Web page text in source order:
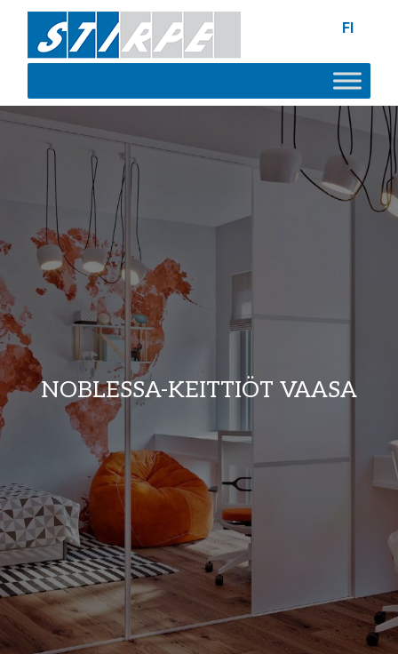
FI
NOBLESSA-KEITTIÖT VAASA